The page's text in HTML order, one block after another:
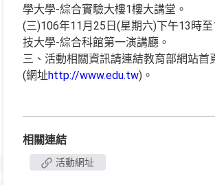
學大學-綜合實驗大樓1樓大講堂。
(三)106年11月25日(星期六)下午13時
技大學-綜合科館第一演講廳。
三、活動相關資訊請連結教育部網站首
(網址http://www.edu.tw)。
相關連結
活動網址